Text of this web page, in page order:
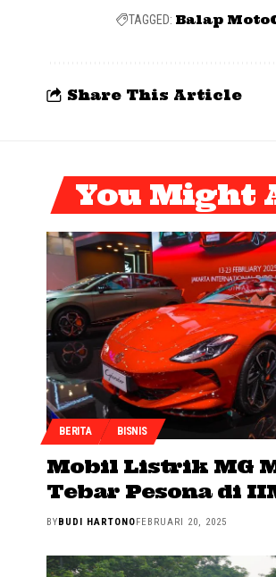
TAGGED: Balap
Share This Article
You Might
BERITA BISNIS
Mobil Listrik MG
Tebar Pesona di
BYBUDI HARTONOFEBRUARI 20, 2025